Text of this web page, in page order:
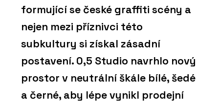
formující se české graffiti scény a
nejen mezi příznivci této
subkultury si získal zásadní
postavení. 0,5 Studio navrhlo nový
prostor v neutrální škále bílé, šedé
a černé, aby lépe vynikl prodejní